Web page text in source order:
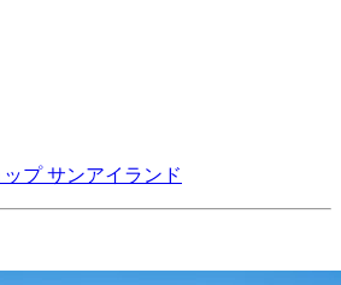
プ サンアイランド